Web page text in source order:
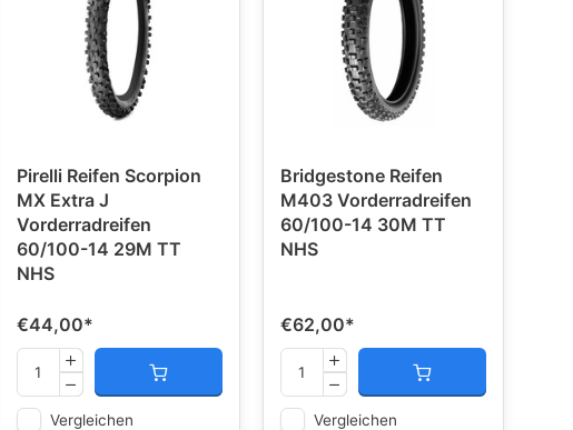
Pirelli Reifen Scorpion
MX Extra J
Vorderradreifen
60/100-14 29M TT
NHS
€44,00*
Vergleichen
Bridgestone Reifen
M403 Vorderradreifen
60/100-14 30M TT
NHS
€62,00*
Vergleichen